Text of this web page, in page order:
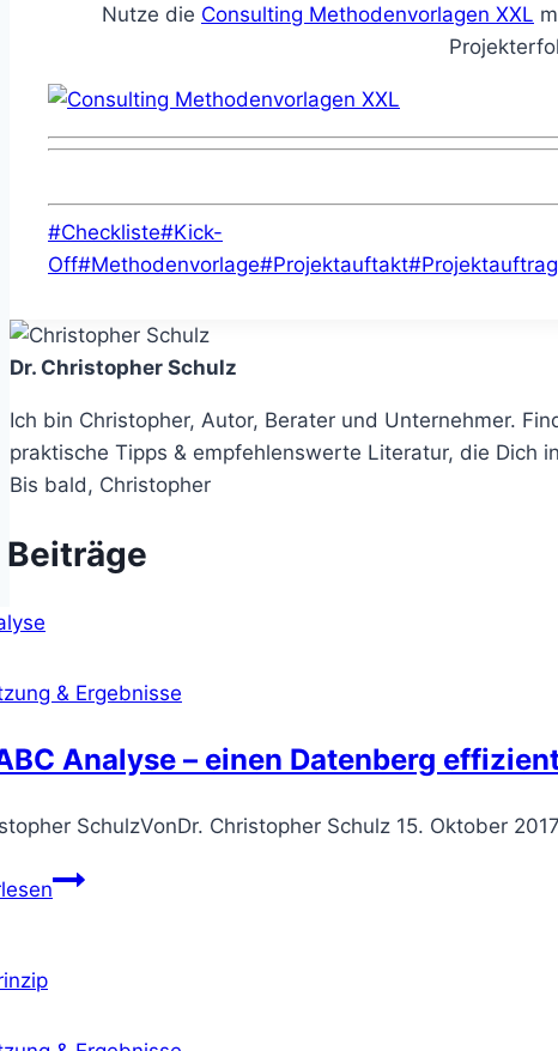
Nutze die Consulting Methodenvorlagen XXL
Schlagworte:
#Checkliste#Kick-
Off#Methodenvorlage#Projektauftakt#Projektauftrag
Dr. Christopher Schulz
Ich bin Christopher, Autor, Berater und Unternehmer.
praktische Tipps & empfehlenswerte Literatur, die Dich
Bis bald, Christopher
& Ergebnisse
Analyse – einen Datenberg
VonDr. Christopher Schulz 15. Oktober 2017
Die
Datenberg